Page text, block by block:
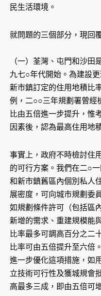
民生活環境。
就問題的三個部分，現回
（一）荃灣、屯門和沙
九七○年代開始。為建設
新市鎮訂定的住用地積比
例，二○○三年規劃署曾經
比由五倍進一步提升，惟
因素後，認為最高住用地
事實上，政府不時檢討住
的可行方案。我們在二○
和新市鎮舊區內個別私人
展密度，可向城市規劃委
如規劃條件許可（包括區
新增的需求、重建規模能
比率最多可調高百分之二
比率可由五倍提升至六倍
進一步優化這項措施，如
立技術可行性及獲城規會
高最多三成，即由五倍可